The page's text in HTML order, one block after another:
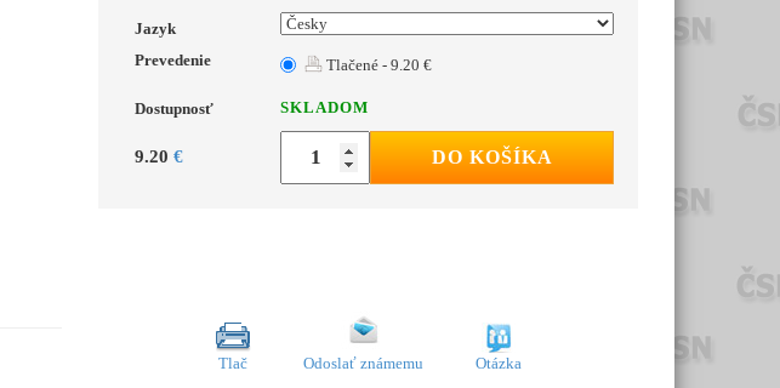
Jazyk
Prevedenie
Tlačené - 9.20 €
Dostupnosť SKLADOM
9.20 € DO KOŠÍKA
Tlač Odoslať známemu Otázka